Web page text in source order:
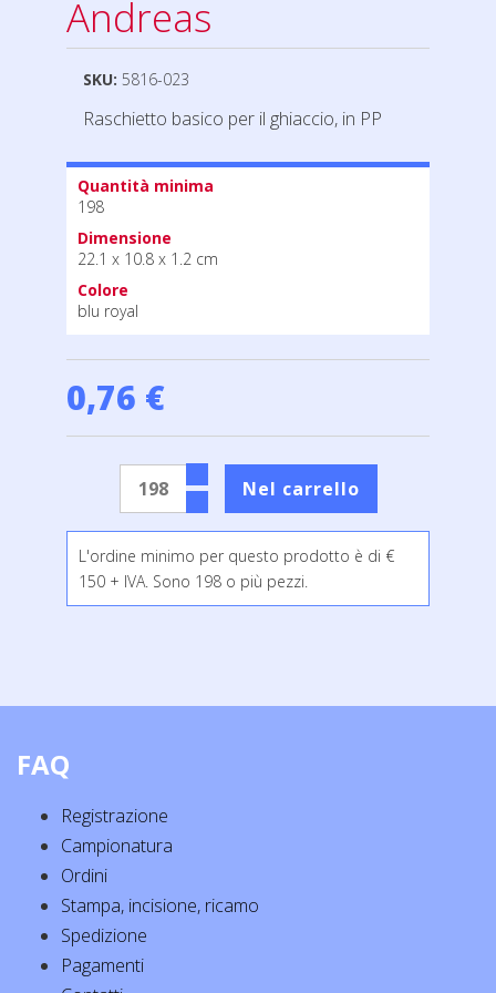
Andreas
SKU: 5816-023
Raschietto basico per il ghiaccio, in PP
Quantità minima
198
Dimensione
22.1 x 10.8 x 1.2 cm
Colore
blu royal
0,76 €
L'ordine minimo per questo prodotto è di €
150 + IVA. Sono 198 o più pezzi.
FAQ
Registrazione
Campionatura
Ordini
Stampa, incisione, ricamo
Spedizione
Pagamenti